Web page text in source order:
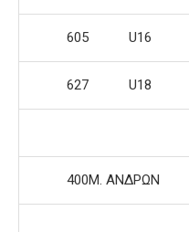
605 U16
627 U18
400Μ. ΑΝΔΡΩΝ